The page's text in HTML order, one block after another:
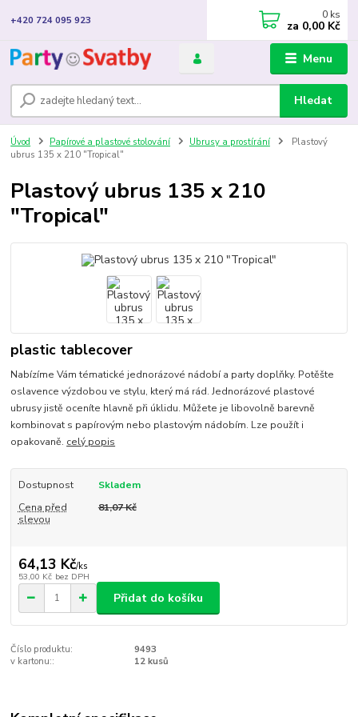
Menu
Hledat
+420 724 095 923 0 ks
za 0,00 Kč
Úvod Papírové a plastové stolování Ubrusy a prostírání
Plastový
ubrus 135 x 210 "Tropical"
Plastový ubrus 135 x 210
"Tropical"
plastic tablecover
Nabízíme Vám tématické jednorázové nádobí a party doplňky. Potěšte
oslavence výzdobou ve stylu, který má rád. Jednorázové plastové
ubrusy jistě oceníte hlavně při úklidu. Můžete je libovolně barevně
kombinovat s papírovým nebo plastovým nádobím. Lze použít i
opakovaně. celý popis
Dostupnost
Skladem
Cena před
slevou
81,07 Kč
64,13 Kč/ks
53,00 Kč bez DPH
Přidat do košíku
Číslo produktu:
9493
v kartonu::
12 kusů